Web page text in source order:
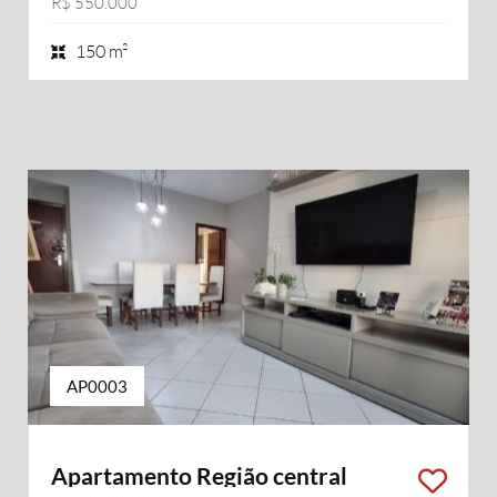
150 m²
AP0003
Apartamento Região central